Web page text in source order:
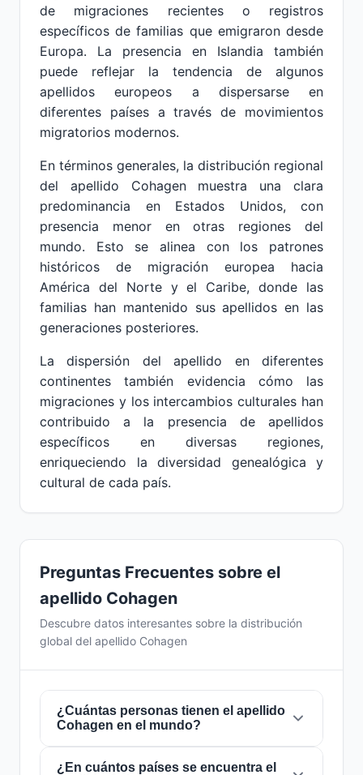
de migraciones recientes o registros
específicos de familias que emigraron desde
Europa. La presencia en Islandia también
puede reflejar la tendencia de algunos
apellidos europeos a dispersarse en
diferentes países a través de movimientos
migratorios modernos.
En términos generales, la distribución regional
del apellido Cohagen muestra una clara
predominancia en Estados Unidos, con
presencia menor en otras regiones del
mundo. Esto se alinea con los patrones
históricos de migración europea hacia
América del Norte y el Caribe, donde las
familias han mantenido sus apellidos en las
generaciones posteriores.
La dispersión del apellido en diferentes
continentes también evidencia cómo las
migraciones y los intercambios culturales han
contribuido a la presencia de apellidos
específicos en diversas regiones,
enriqueciendo la diversidad genealógica y
cultural de cada país.
Preguntas Frecuentes sobre el
apellido Cohagen
Descubre datos interesantes sobre la distribución
global del apellido Cohagen
¿Cuántas personas tienen el apellido
Cohagen en el mundo?
Actualmente hay aproximadamente273
¿En cuántos países se encuentra el